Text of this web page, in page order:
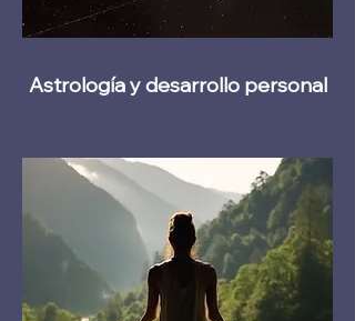
Astrología y desarrollo personal